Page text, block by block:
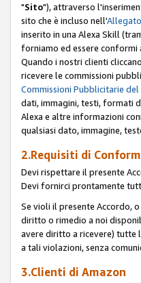
"Sito"), attraverso
sito che è incluso nell'
inserito in una Alexa Skill
forniamo ed essere conformi
Quando i nostri clienti
ricevere le commissioni
Commissioni Pubblicitarie
dati, immagini, testi, formati
Alexa e altre informazioni
qualsiasi dato, immagine,
2.Requisiti di
Devi rispettare il presente
Devi fornirci prontamente
Se violi il presente Accordo,
diritto o rimedio a noi
avere diritto a ricevere) tutte
a tali violazioni, senza
3.Clienti di Amazon